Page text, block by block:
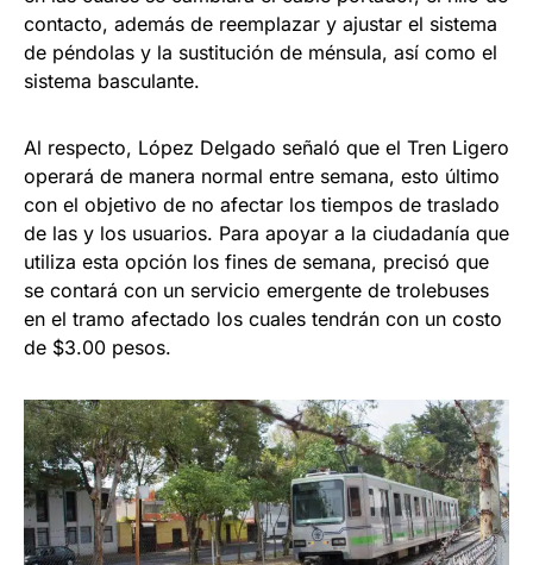
contacto, además de reemplazar y ajustar el sistema
de péndolas y la sustitución de ménsula, así como el
sistema basculante.
Al respecto, López Delgado señaló que el Tren Ligero
operará de manera normal entre semana, esto último
con el objetivo de no afectar los tiempos de traslado
de las y los usuarios. Para apoyar a la ciudadanía que
utiliza esta opción los fines de semana, precisó que
se contará con un servicio emergente de trolebuses
en el tramo afectado los cuales tendrán con un costo
de $3.00 pesos.